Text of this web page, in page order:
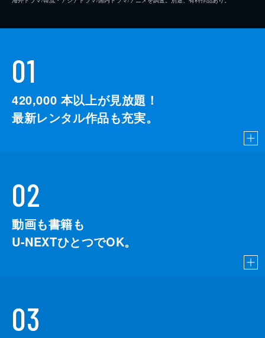
01
420,000 本以上が見放題！
最新レンタル作品も充実。
02
動画も書籍も
U-NEXTひとつでOK。
03